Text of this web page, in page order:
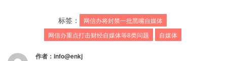
标签：
网信办将封禁一批黑嘴自媒体
网信办重点打击财经自媒体等8类问题
自媒体
作者： info@enkj